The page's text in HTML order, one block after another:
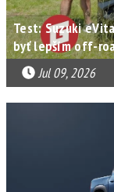
Test: Suzuki
byť lepším off-
Jul 09, 2026